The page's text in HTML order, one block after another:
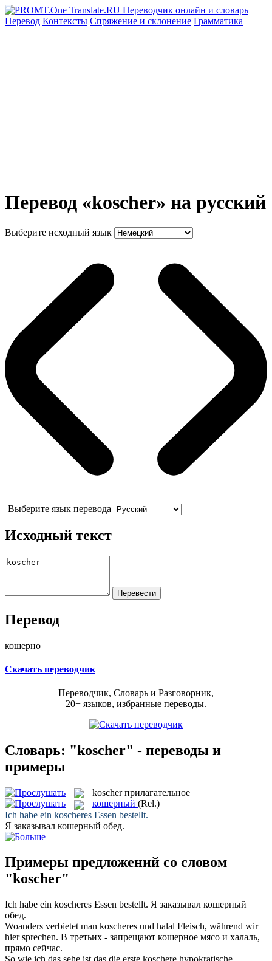
Перевод Контексты Спряжение и склонение Грамматика
Перевод «koscher» на русский
Выберите исходный язык
Выберите язык перевода
Исходный текст
Перевод
кошерно
Скачать переводчик
Переводчик, Словарь и Разговорник,
20+ языков, избранные переводы.
Словарь: "koscher" - переводы и
примеры
koscher прилагательное
кошерный (Rel.)
Ich habe ein koscheres Essen bestellt.
Я заказывал кошерный обед.
Примеры предложений со словом
"koscher"
Ich habe ein koscheres Essen bestellt. Я заказывал кошерный
обед.
Woanders verbietet man koscheres und halal Fleisch, während wir
hier sprechen. В третьих - запрещают кошерное мясо и халаль,
прямо сейчас.